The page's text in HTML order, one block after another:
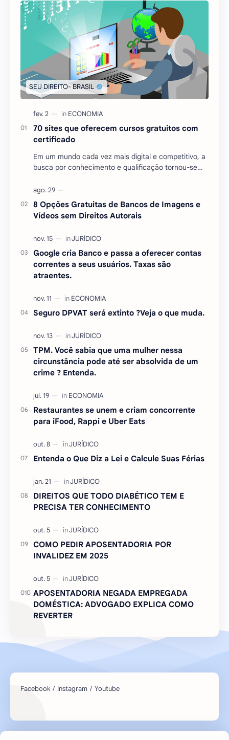
70 sites que oferecem cursos gratuitos com
certificado
Em um mundo cada vez mais digital e competitivo, a
busca por conhecimento e qualificação tornou-se
…
8 Opções Gratuitas de Bancos de Imagens e
Vídeos sem Direitos Autorais
Google cria Banco e passa a oferecer contas
correntes a seus usuários. Taxas são
atraentes.
Seguro DPVAT será extinto ?Veja o que muda.
TPM. Você sabia que uma mulher nessa
circunstância pode até ser absolvida de um
crime ? Entenda.
Restaurantes se unem e criam concorrente
para iFood, Rappi e Uber Eats
Entenda o Que Diz a Lei e Calcule Suas Férias
DIREITOS QUE TODO DIABÉTICO TEM E
PRECISA TER CONHECIMENTO
COMO PEDIR APOSENTADORIA POR
INVALIDEZ EM 2025
APOSENTADORIA NEGADA EMPREGADA
DOMÉSTICA: ADVOGADO EXPLICA COMO
REVERTER